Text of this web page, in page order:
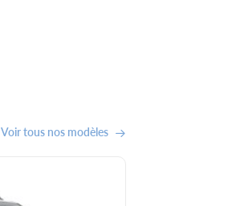
Voir tous nos modèles